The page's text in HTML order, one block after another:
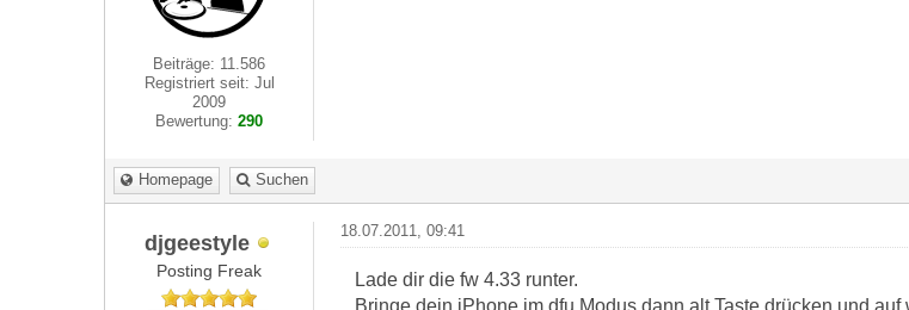
Beiträge: 11.586
Registriert seit: Jul
2009
Bewertung:290
Homepage Suchen
djgeestyle
Posting Freak
18.07.2011, 09:41
Lade dir die fw 4.33 runter.
Bringe dein iPhone im dfu Modus dann alt Taste drücken und